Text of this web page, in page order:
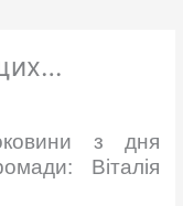
з дня
Віталія